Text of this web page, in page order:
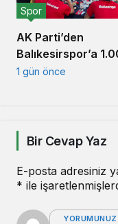
AK Parti’den
Balıkesirspor’a
Forma Desteği
Spor
1 gün önce
Bir Cevap Yaz
E-posta adresiniz
* ile
YORUMUNUZ